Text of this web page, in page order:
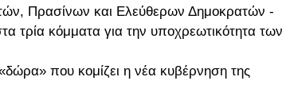
Πρασίνων και Ελεύθερων Δημοκρατών -
τρία κόμματα για την υποχρεωτικότητα των
που κομίζει η νέα κυβέρνηση της